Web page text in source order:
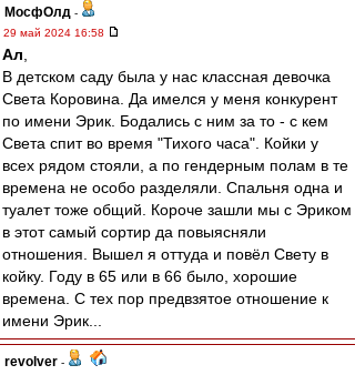
МосфОлд -
29 май 2024 16:58
Ал
В детском саду была у нас классная девочка
Света Коровина. Да имелся у меня конкурент
по имени Эрик. Бодались с ним за то - с кем
Света спит во время "Тихого часа". Койки у
всех рядом стояли, а по гендерным полам в те
времена не особо разделяли. Спальня одна и
туалет тоже общий. Короче зашли мы с Эриком
в этот самый сортир да повыясняли
отношения. Вышел я оттуда и повёл Свету в
койку. Году в 65 или в 66 было, хорошие
времена. С тех пор предвзятое отношение к
имени Эрик...
revolver -